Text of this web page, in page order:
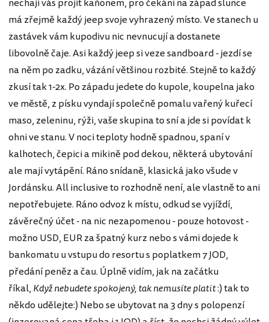
nechají vás projít kaňonem, pro čekání na západ slunce
má zřejmě každý jeep svoje vyhrazený místo. Ve stanech u
zastávek vám kupodivu nic nevnucují a dostanete
libovolně čaje. Asi každý jeep si veze sandboard - jezdí se
na něm po zadku, vázání většinou rozbité. Stejně to každý
zkusí tak 1-2x. Po západu jedete do kupole, koupelna jako
ve městě, z písku vyndají společně pomalu vařený kuřecí
maso, zeleninu, rýži, vaše skupina to sní a jde si povídat k
ohni ve stanu. V noci teploty hodně spadnou, spaní v
kalhotech, čepici a mikině pod dekou, některá ubytování
ale mají vytápění. Ráno snídaně, klasická jako všude v
Jordánsku. All inclusive to rozhodně není, ale vlastně to ani
nepotřebujete. Ráno odvoz k místu, odkud se vyjíždí,
závěrečný účet - na nic nezapomenou - pouze hotovost -
možno USD, EUR za špatný kurz nebo s vámi dojede k
bankomatu u vstupu do resortu s poplatkem 7 JOD,
předání peněz a čau. Úplně vidím, jak na začátku
říkal, Když nebudete spokojený, tak nemusíte platit:) tak to
někdo udělejte:) Nebo se ubytovat na 3 dny s polopenzí